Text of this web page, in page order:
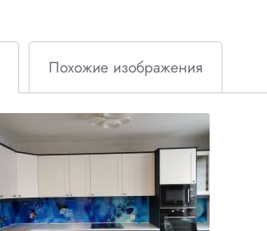
Похожие изображения